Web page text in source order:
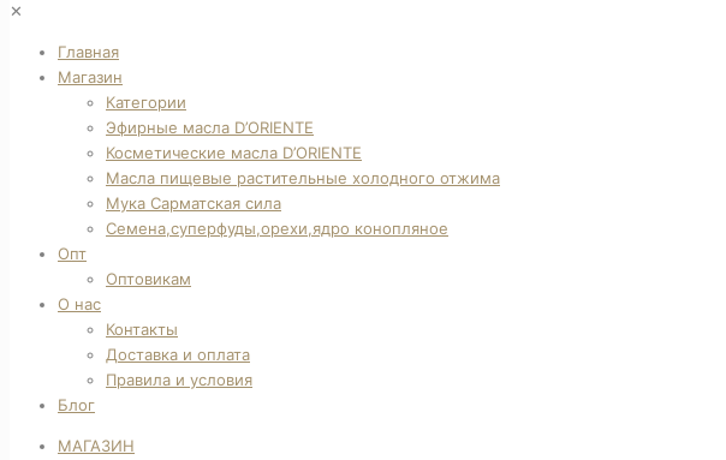
✕
Главная
Магазин
Категории
Эфирные масла D’ORIENTE
Косметические масла D’ORIENTE
Масла пищевые растительные холодного отжима
Мука Сарматская сила
Семена,суперфуды,орехи,ядро конопляное
Опт
Оптовикам
О нас
Контакты
Доставка и оплата
Правила и условия
Блог
МАГАЗИН